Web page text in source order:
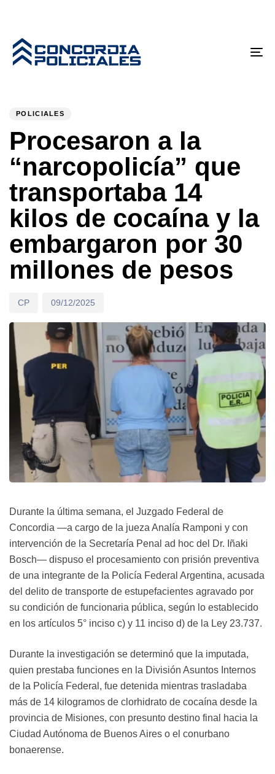
POLICIALES
Procesaron a la
“narcopolicía” que
transportaba 14
kilos de cocaína y la
embargaron por 30
millones de pesos
CP 09/12/2025
Durante la última semana, el Juzgado Federal de
Concordia —a cargo de la jueza Analía Ramponi y con
intervención de la Secretaría Penal ad hoc del Dr. Iñaki
Bosch— dispuso el procesamiento con prisión preventiva
de una integrante de la Policía Federal Argentina, acusada
del delito de transporte de estupefacientes agravado por
su condición de funcionaria pública, según lo establecido
en los artículos 5° inciso c) y 11 inciso d) de la Ley 23.737.
Durante la investigación se determinó que la imputada,
quien prestaba funciones en la División Asuntos Internos
de la Policía Federal, fue detenida mientras trasladaba
más de 14 kilogramos de clorhidrato de cocaína desde la
provincia de Misiones, con presunto destino final hacia la
Ciudad Autónoma de Buenos Aires o el conurbano
bonaerense.